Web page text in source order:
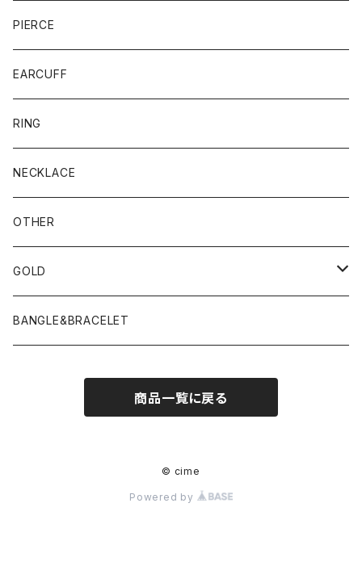
PIERCE
EARCUFF
RING
NECKLACE
OTHER
GOLD
PIERCE
BANGLE&BRACELET
商品一覧に戻る
© cime
Powered by